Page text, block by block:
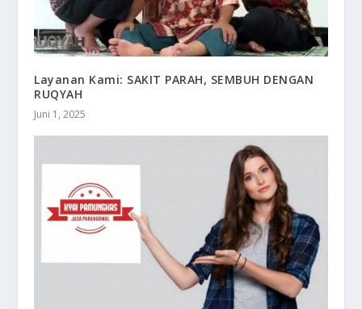
Layanan Kami: SAKIT PARAH, SEMBUH DENGAN
RUQYAH
Juni 1, 2025